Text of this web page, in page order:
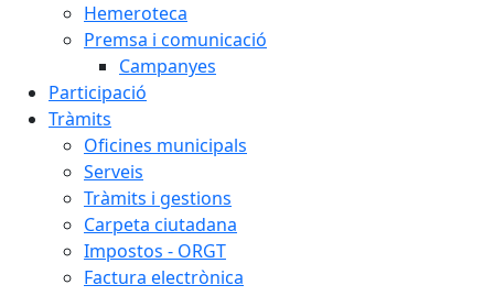
Hemeroteca
Premsa i comunicació
Campanyes
Participació
Tràmits
Oficines municipals
Serveis
Tràmits i gestions
Carpeta ciutadana
Impostos - ORGT
Factura electrònica